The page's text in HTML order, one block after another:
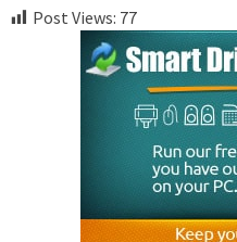
Post Views: 77